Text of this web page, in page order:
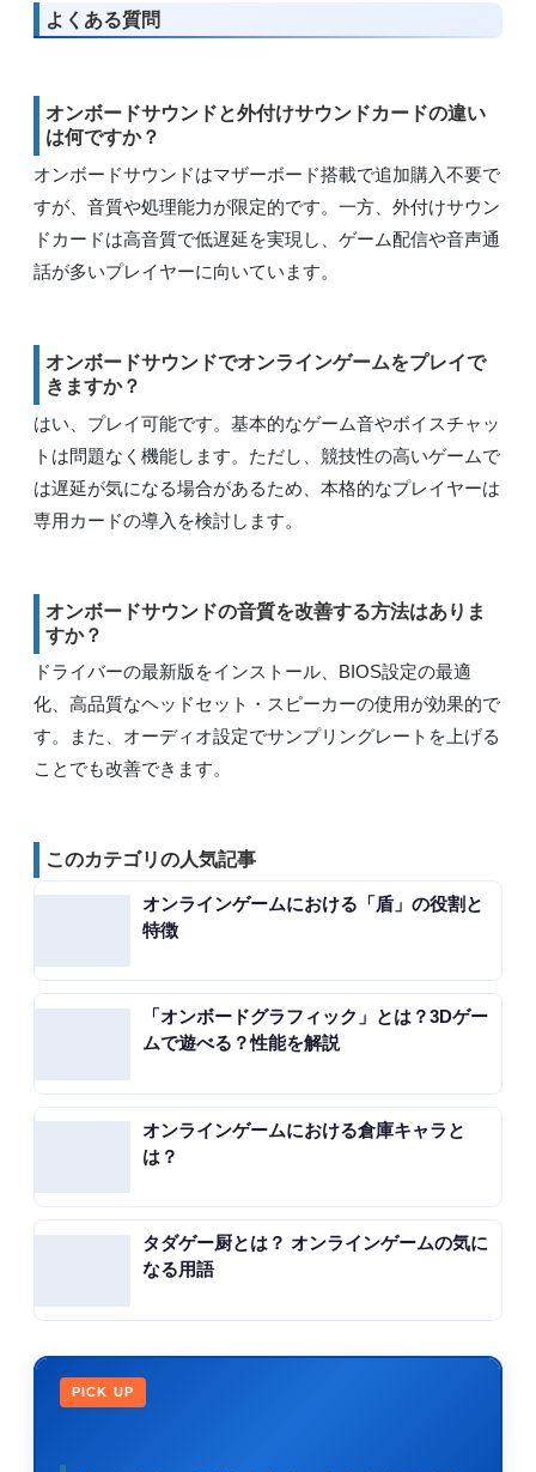
よくある質問
オンボードサウンドと外付けサウンドカードの違い
は何ですか？
オンボードサウンドはマザーボード搭載で追加購入不要で
すが、音質や処理能力が限定的です。一方、外付けサウン
ドカードは高音質で低遅延を実現し、ゲーム配信や音声通
話が多いプレイヤーに向いています。
オンボードサウンドでオンラインゲームをプレイで
きますか？
はい、プレイ可能です。基本的なゲーム音やボイスチャッ
トは問題なく機能します。ただし、競技性の高いゲームで
は遅延が気になる場合があるため、本格的なプレイヤーは
専用カードの導入を検討します。
オンボードサウンドの音質を改善する方法はありま
すか？
ドライバーの最新版をインストール、BIOS設定の最適
化、高品質なヘッドセット・スピーカーの使用が効果的で
す。また、オーディオ設定でサンプリングレートを上げる
ことでも改善できます。
このカテゴリの人気記事
オンラインゲームにおける「盾」の役割と
特徴
「オンボードグラフィック」とは？3Dゲー
ムで遊べる？性能を解説
オンラインゲームにおける倉庫キャラと
は？
タダゲー厨とは？ オンラインゲームの気に
なる用語
PICK UP